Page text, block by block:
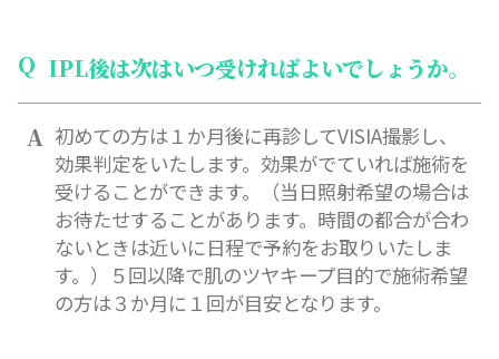
IPL後は次はいつ受ければよいでしょうか。
初めての方は１か月後に再診してVISIA撮影し、
効果判定をいたします。効果がでていれば施術を
受けることができます。（当日照射希望の場合は
お待たせすることがあります。時間の都合が合わ
ないときは近いに日程で予約をお取りいたしま
す。）５回以降で肌のツヤキープ目的で施術希望
の方は３か月に１回が目安となります。